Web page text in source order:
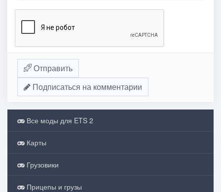
Отправить
Подписаться на комментарии
Все моды для ETS 2
Карты
Грузовики
Прицепы и грузы